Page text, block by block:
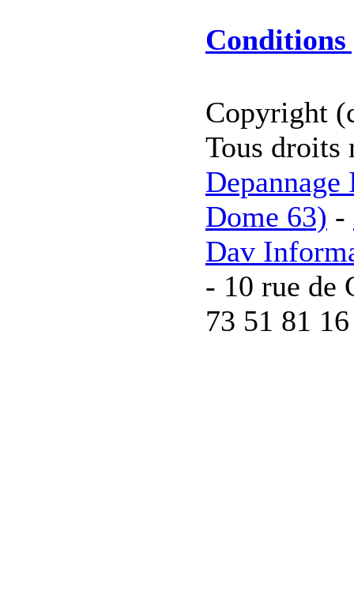
Conditions
Copyright
Tous droits
Dome 63) -
Dav
- 10 rue de
73 51 81 16